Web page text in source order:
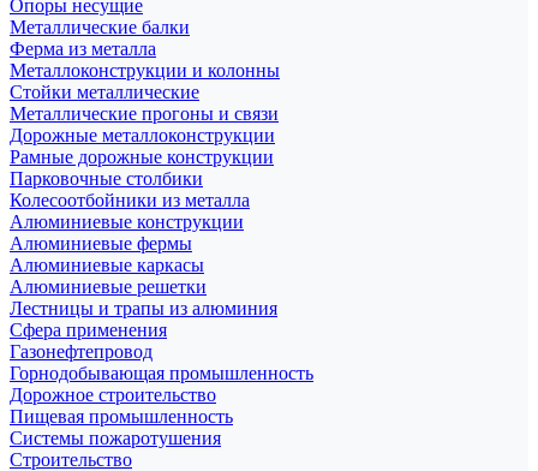
Опоры несущие
Металлические балки
Ферма из металла
Металлоконструкции и колонны
Стойки металлические
Металлические прогоны и связи
Дорожные металлоконструкции
Рамные дорожные конструкции
Парковочные столбики
Колесоотбойники из металла
Алюминиевые конструкции
Алюминиевые фермы
Алюминиевые каркасы
Алюминиевые решетки
Лестницы и трапы из алюминия
Сфера применения
Газонефтепровод
Горнодобывающая промышленность
Дорожное строительство
Пищевая промышленность
Системы пожаротушения
Строительство